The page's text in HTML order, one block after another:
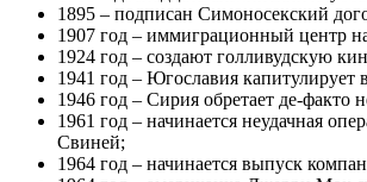
1895 – подписан Симоносекский
1907 год – иммиграционный центр
1924 год – создают голливудскую
1941 год – Югославия
1946 год – Сирия обретает де-факто
1961 год – начинается неудачная
Свиней;
1964 год – начинается выпуск